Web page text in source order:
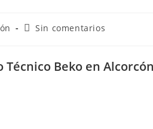
Comentarios
entrada:
Sin comentarios
Técnico Beko en Alcorcón